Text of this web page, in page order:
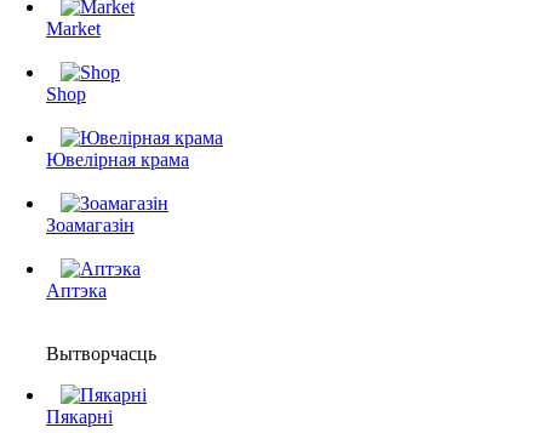
Market
Shop
Ювелірная крама
Зоамагазін
Аптэка
Вытворчасць
Пякарні